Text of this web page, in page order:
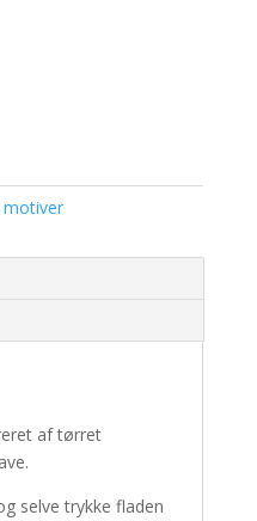
motiver
af tørret
selve trykke fladen